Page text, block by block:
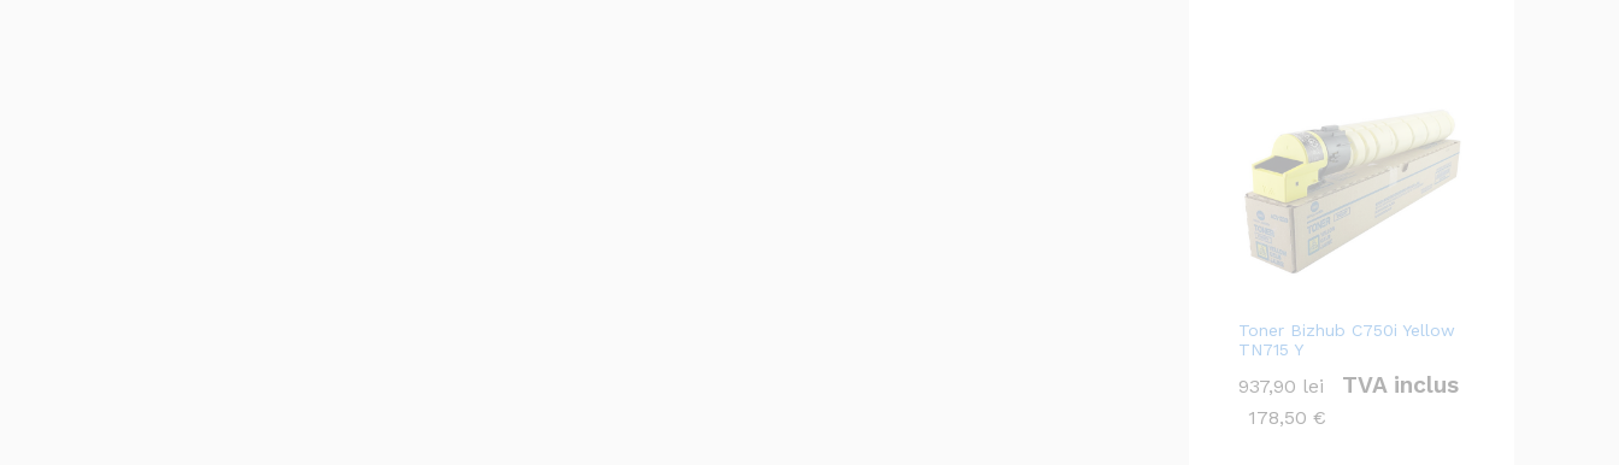
Toner Bizhub C750i Yellow
TN715 Y
937,90 lei TVA inclus
178,50 €